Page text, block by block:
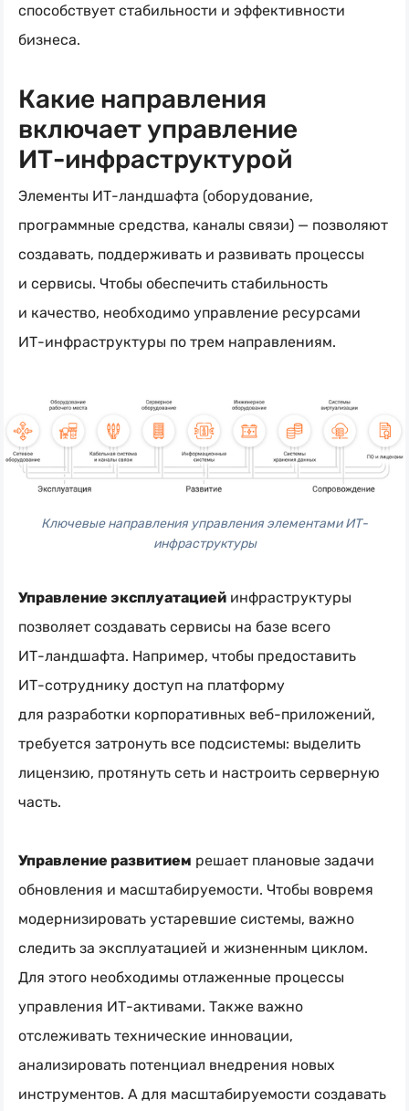
способствует стабильности и эффективности
бизнеса.
Какие направления
включает управление
ИТ-инфраструктурой
Элементы ИТ-ландшафта (оборудование,
программные средства, каналы связи) — позволяют
создавать, поддерживать и развивать процессы
и сервисы. Чтобы обеспечить стабильность
и качество, необходимо управление ресурсами
ИТ-инфраструктуры по трем направлениям.
Ключевые направления управления элементами ИТ-
инфраструктуры
Управление эксплуатацией инфраструктуры
позволяет создавать сервисы на базе всего
ИТ-ландшафта. Например, чтобы предоставить
ИТ-сотруднику доступ на платформу
для разработки корпоративных веб-приложений,
требуется затронуть все подсистемы: выделить
лицензию, протянуть сеть и настроить серверную
часть.
Управление развитием решает плановые задачи
обновления и масштабируемости. Чтобы вовремя
модернизировать устаревшие системы, важно
следить за эксплуатацией и жизненным циклом.
Для этого необходимы отлаженные процессы
управления ИТ-активами. Также важно
отслеживать технические инновации,
анализировать потенциал внедрения новых
инструментов. А для масштабируемости создавать